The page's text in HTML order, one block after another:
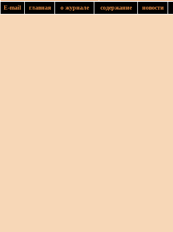
E-mail главная о журнале содержание новости